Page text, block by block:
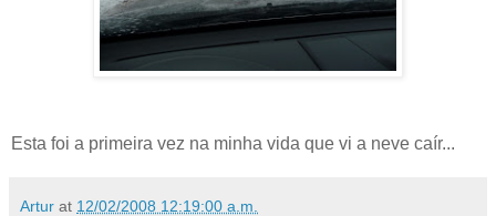
Esta foi a primeira vez na minha vida que vi a neve caír...
Artur at 12/02/2008 12:19:00 a.m.